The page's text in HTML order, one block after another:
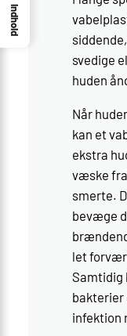
svedige
huden
Når
kan et
ekstra
væske
smerte.
bevæge
let
Samtidig
bakterier
infektion
Indhold